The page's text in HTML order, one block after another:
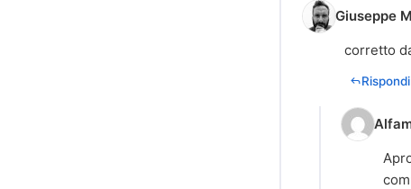
Giuseppe
corretto
Rispondi